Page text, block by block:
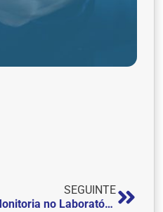
SEGUINTE
Edital 014/2025 – Monitoria no Laboratório de Avaliação e Pesquisa Psicológica – LAPP